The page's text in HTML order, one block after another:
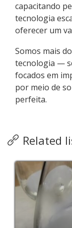
capacitando
tecnologia
oferecer um
Somos mais
tecnologia —
focados em
por meio de
perfeita.
Related